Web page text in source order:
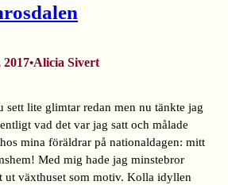
2017•Alicia Sivert
sett lite glimtar redan men nu tänkte jag
vad det var jag satt och målade
mina föräldrar på nationaldagen: mitt
Med mig hade jag minstebror
ut växthuset som motiv. Kolla idyllen